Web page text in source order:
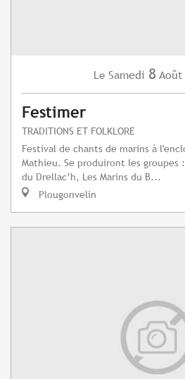
Le Samedi 8 Août
Festimer
TRADITIONS ET FOLKLORE
Festival de chants de marins à
Mathieu. Se produiront les groupes
du Drellac’h, Les Marins du B...
Plougonvelin